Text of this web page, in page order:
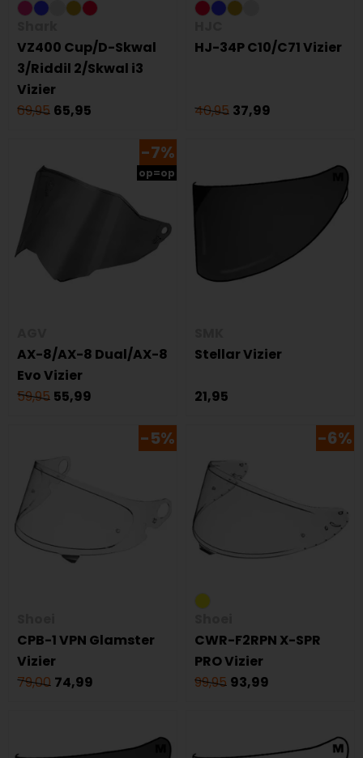
VZ400 Cup/D-Skwal
3/Riddil 2/Skwal i3
Vizier
69,95 65,95
HJ-34P C10/C71 Vizier
40,95 37,99
-7%
op=op
AX-8/AX-8 Dual/AX-8
Evo Vizier
59,95 55,99
Stellar Vizier
21,95
-5%
CPB-1 VPN Glamster
Vizier
79,00 74,99
-6%
CWR-F2RPN X-SPR
PRO Vizier
99,95 93,99